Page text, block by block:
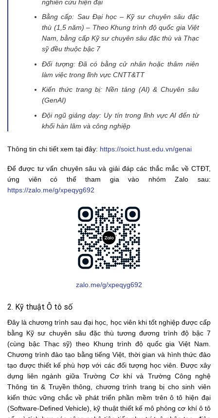
nghiên cứu hiện đại
Bằng cấp: Sau Đại học – Kỹ sư chuyên sâu đặc
thù (1,5 năm) – Theo Khung trình độ quốc gia Việt
Nam, bằng cấp Kỹ sư chuyên sâu đặc thù và Thạc
sỹ đều thuộc bậc 7
Đối tượng: Đã có bằng cử nhân hoặc thâm niên
làm việc trong lĩnh vực CNTT&TT
Kiến thức trang bị: Nền tảng (AI) & Chuyên sâu
(GenAI)
Đội ngũ giảng dạy: Uy tín trong lĩnh vực AI đến từ
khối hàn lâm và công nghiệp
Thông tin chi tiết xem tại đây: https://soict.hust.edu.vn/genai
Để được tư vấn chuyên sâu và giải đáp các thắc mắc về CTĐT,
ứng viên có thể tham gia vào nhóm Zalo sau:
https://zalo.me/g/xpeqyg692
zalo.me/g/xpeqyg692
2. Kỹ thuật Ô tô số
Đây là chương trình sau đại học, học viên khi tốt nghiệp được cấp
bằng Kỹ sư chuyên sâu đặc thù tương đương trình độ bậc 7
(cùng bậc Thạc sỹ) theo Khung trình độ quốc gia Việt Nam.
Chương trình đào tạo bằng tiếng Việt, thời gian và hình thức đào
tạo được thiết kế phù hợp với các đối tượng học viên. Được xây
dựng liên ngành giữa Trường Cơ khí và Trường Công nghệ
Thông tin & Truyền thông, chương trình trang bị cho sinh viên
kiến thức vững chắc về phát triển phần mềm trên ô tô hiện đại
(Software-Defined Vehicle), kỹ thuật thiết kế mô phỏng cơ khí ô tô